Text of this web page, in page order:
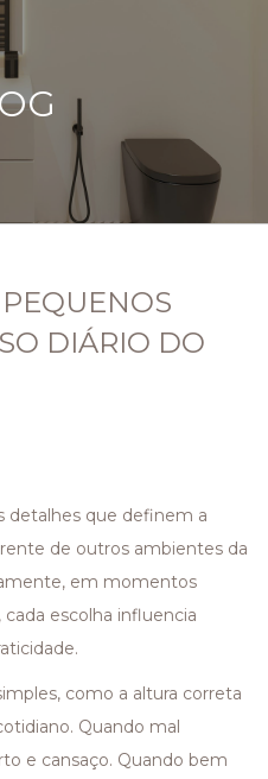
DIÁRIO DO
detalhes que definem a
de outros ambientes da
em momentos
escolha influencia
como a altura correta
Quando mal
e cansaço. Quando bem